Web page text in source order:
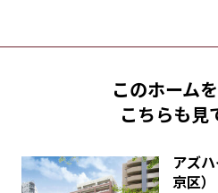
このホーム
こちらも見
アズ
京区）